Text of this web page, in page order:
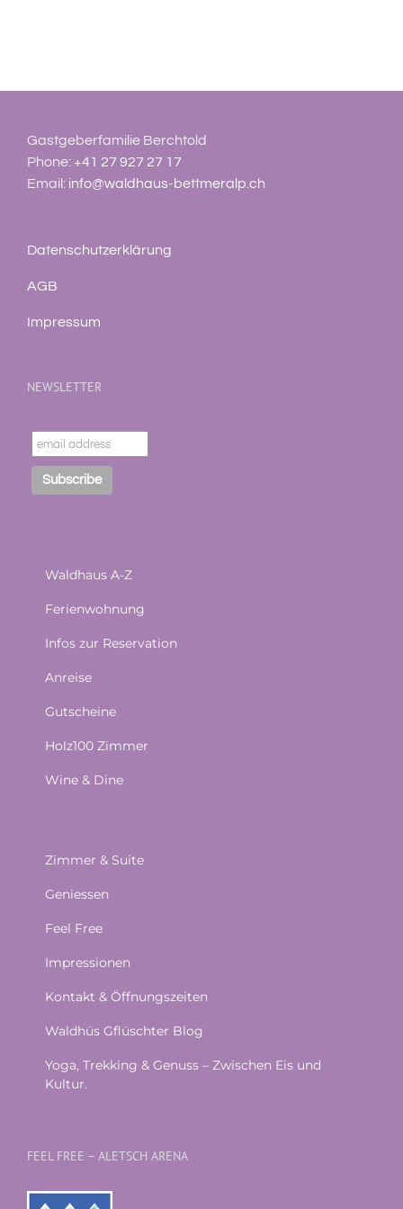
Gastgeberfamilie Berchtold
Phone:+41 27 927 27 17
Email: info@waldhaus-bettmeralp.ch
Datenschutzerklärung
AGB
Impressum
NEWSLETTER
Waldhaus A-Z
Ferienwohnung
Infos zur Reservation
Anreise
Gutscheine
Holz100 Zimmer
Wine & Dine
Zimmer & Suite
Geniessen
Feel Free
Impressionen
Kontakt & Öffnungszeiten
Waldhüs Gflüschter Blog
Yoga, Trekking & Genuss – Zwischen Eis und
Kultur.
FEEL FREE – ALETSCH ARENA